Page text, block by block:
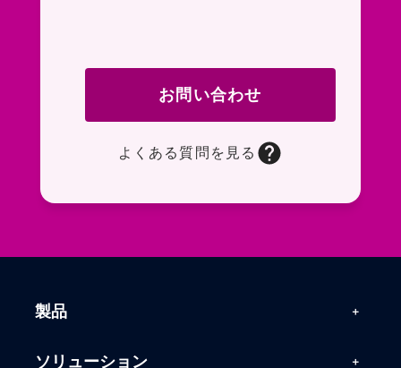
お問い合わせ
よくある質問を見る
製品
製品一覧
ソリューション